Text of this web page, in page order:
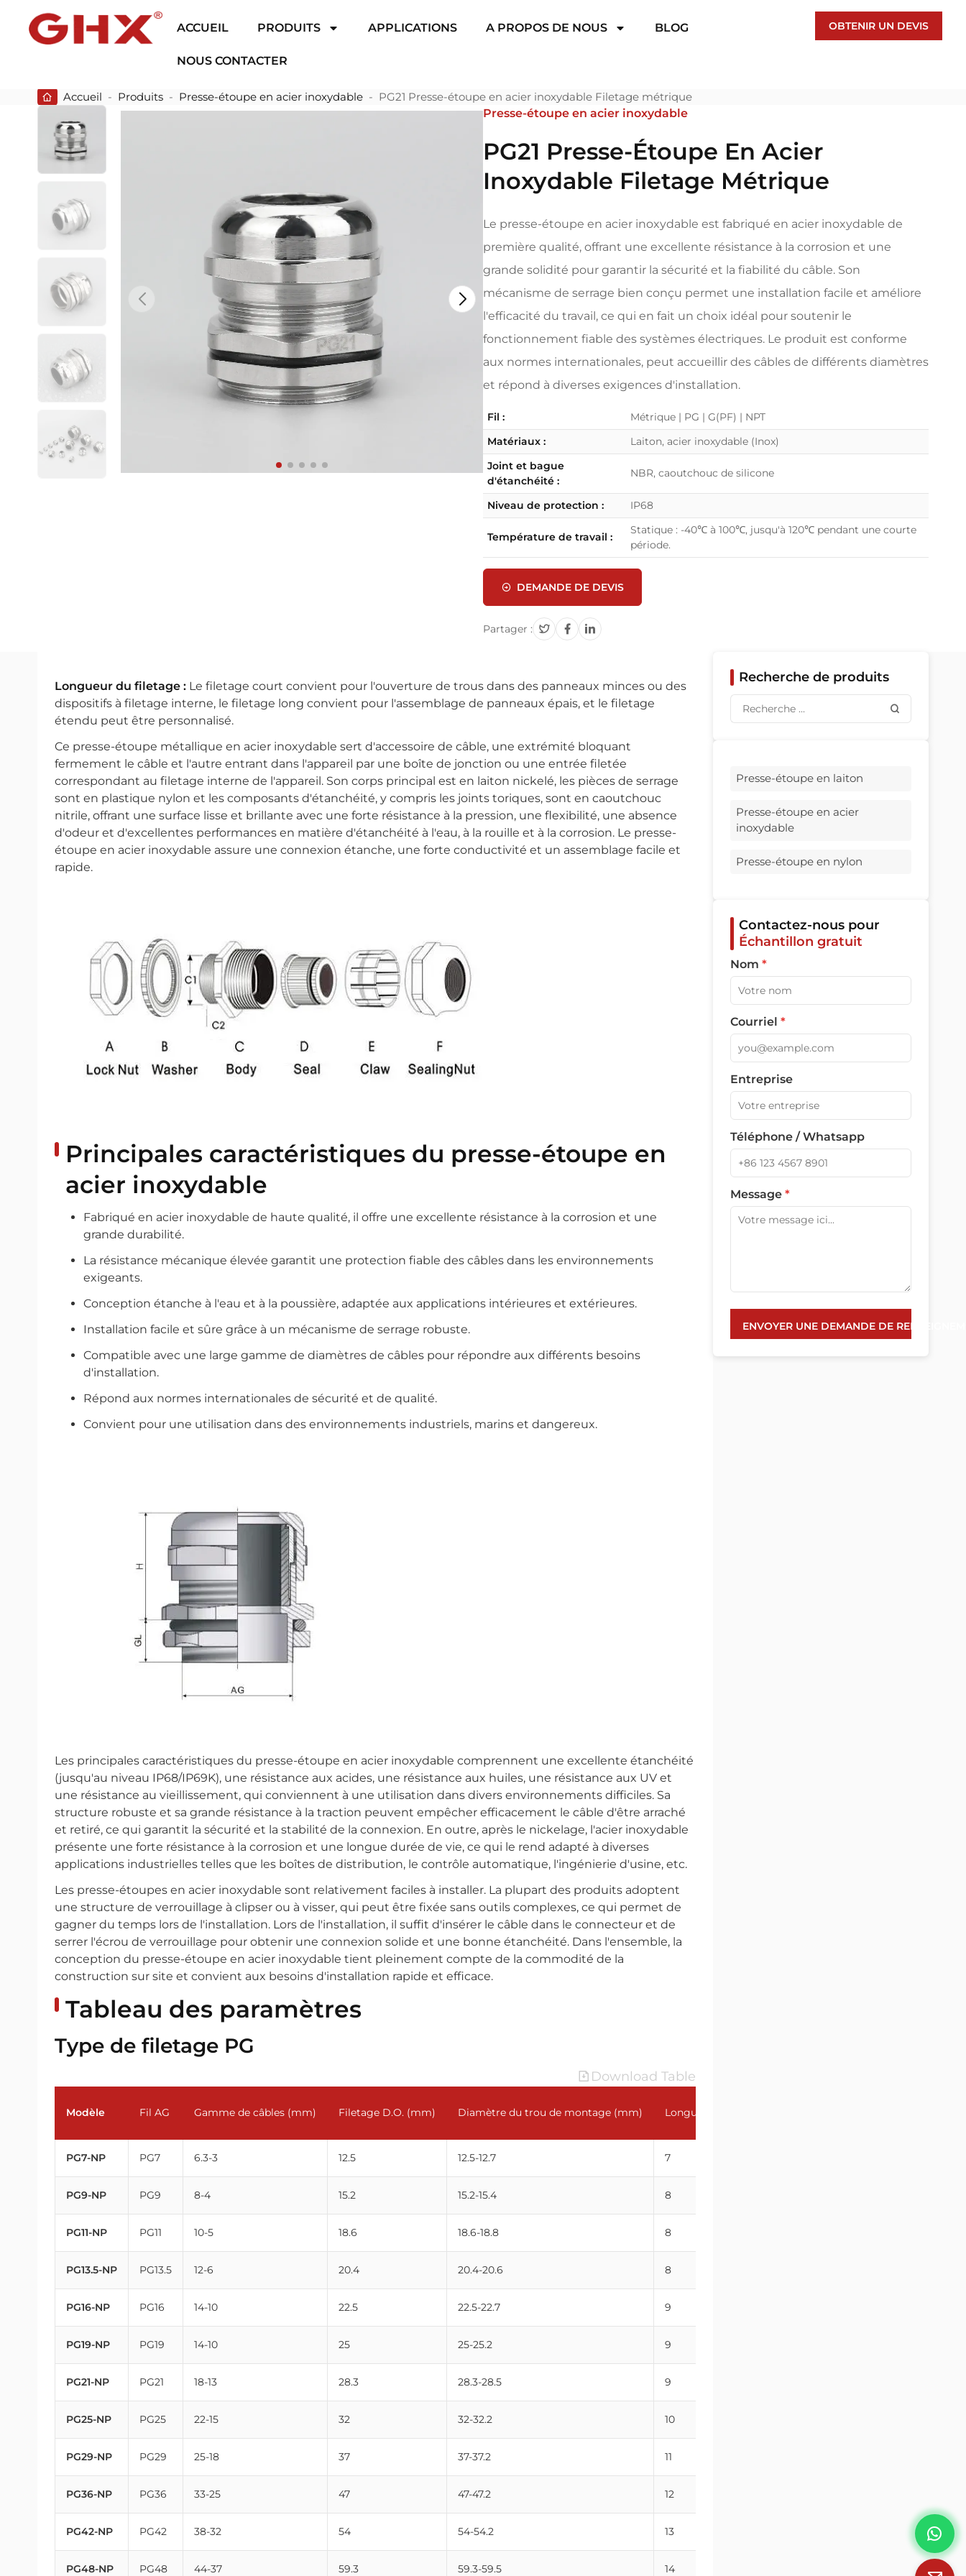
ACCUEIL PRODUITS APPLICATIONS A PROPOS DE NOUS BLOG
NOUS CONTACTER
OBTENIR UN DEVIS
Accueil - Produits - Presse-étoupe en acier inoxydable - PG21 Presse-étoupe en acier inoxydable Filetage métrique
Presse-étoupe en acier inoxydable
PG21 Presse-Étoupe En Acier
Inoxydable Filetage Métrique
Le presse-étoupe en acier inoxydable est fabriqué en acier inoxydable de
première qualité, offrant une excellente résistance à la corrosion et une
grande solidité pour garantir la sécurité et la fiabilité du câble. Son
mécanisme de serrage bien conçu permet une installation facile et améliore
l'efficacité du travail, ce qui en fait un choix idéal pour soutenir le
fonctionnement fiable des systèmes électriques. Le produit est conforme
aux normes internationales, peut accueillir des câbles de différents diamètres
et répond à diverses exigences d'installation.
Fil :
Métrique | PG | G(PF) | NPT
Matériaux :
Laiton, acier inoxydable (Inox)
Joint et bague
d'étanchéité :
NBR, caoutchouc de silicone
Niveau de protection : IP68
Température de travail :
Statique : -40℃ à 100℃, jusqu'à 120℃ pendant une courte
période.
DEMANDE DE DEVIS
Partager :
Longueur du filetage : Le filetage court convient pour l'ouverture de trous dans des panneaux minces ou des
dispositifs à filetage interne, le filetage long convient pour l'assemblage de panneaux épais, et le filetage
étendu peut être personnalisé.
Ce presse-étoupe métallique en acier inoxydable sert d'accessoire de câble, une extrémité bloquant
fermement le câble et l'autre entrant dans l'appareil par une boîte de jonction ou une entrée filetée
correspondant au filetage interne de l'appareil. Son corps principal est en laiton nickelé, les pièces de serrage
sont en plastique nylon et les composants d'étanchéité, y compris les joints toriques, sont en caoutchouc
nitrile, offrant une surface lisse et brillante avec une forte résistance à la pression, une flexibilité, une absence
d'odeur et d'excellentes performances en matière d'étanchéité à l'eau, à la rouille et à la corrosion. Le presse-
étoupe en acier inoxydable assure une connexion étanche, une forte conductivité et un assemblage facile et
rapide.
Principales caractéristiques du presse-étoupe en
acier inoxydable
Fabriqué en acier inoxydable de haute qualité, il offre une excellente résistance à la corrosion et une
grande durabilité.
La résistance mécanique élevée garantit une protection fiable des câbles dans les environnements
exigeants.
Conception étanche à l'eau et à la poussière, adaptée aux applications intérieures et extérieures.
Installation facile et sûre grâce à un mécanisme de serrage robuste.
Compatible avec une large gamme de diamètres de câbles pour répondre aux différents besoins
d'installation.
Répond aux normes internationales de sécurité et de qualité.
Convient pour une utilisation dans des environnements industriels, marins et dangereux.
Les principales caractéristiques du presse-étoupe en acier inoxydable comprennent une excellente étanchéité
(jusqu'au niveau IP68/IP69K), une résistance aux acides, une résistance aux huiles, une résistance aux UV et
une résistance au vieillissement, qui conviennent à une utilisation dans divers environnements difficiles. Sa
structure robuste et sa grande résistance à la traction peuvent empêcher efficacement le câble d'être arraché
et retiré, ce qui garantit la sécurité et la stabilité de la connexion. En outre, après le nickelage, l'acier inoxydable
présente une forte résistance à la corrosion et une longue durée de vie, ce qui le rend adapté à diverses
applications industrielles telles que les boîtes de distribution, le contrôle automatique, l'ingénierie d'usine, etc.
Les presse-étoupes en acier inoxydable sont relativement faciles à installer. La plupart des produits adoptent
une structure de verrouillage à clipser ou à visser, qui peut être fixée sans outils complexes, ce qui permet de
gagner du temps lors de l'installation. Lors de l'installation, il suffit d'insérer le câble dans le connecteur et de
serrer l'écrou de verrouillage pour obtenir une connexion solide et une bonne étanchéité. Dans l'ensemble, la
conception du presse-étoupe en acier inoxydable tient pleinement compte de la commodité de la
construction sur site et convient aux besoins d'installation rapide et efficace.
Tableau des paramètres
Type de filetage PG
Download Table
Modèle Fil AG Gamme de câbles (mm) Filetage D.O. (mm) Diamètre du trou de montage (mm) Longueur du filetage GL(mm)
PG7-NP PG7 6.3-3 12.5 12.5-12.7 7
PG9-NP PG9 8-4 15.2 15.2-15.4 8
PG11-NP PG11 10-5 18.6 18.6-18.8 8
PG13.5-NP PG13.5 12-6 20.4 20.4-20.6 8
PG16-NP PG16 14-10 22.5 22.5-22.7 9
PG19-NP PG19 14-10 25 25-25.2 9
PG21-NP PG21 18-13 28.3 28.3-28.5 9
PG25-NP PG25 22-15 32 32-32.2 10
PG29-NP PG29 25-18 37 37-37.2 11
PG36-NP PG36 33-25 47 47-47.2 12
PG42-NP PG42 38-32 54 54-54.2 13
PG48-NP PG48 44-37 59.3 59.3-59.5 14
Recherche de produits
Presse-étoupe en laiton
Presse-étoupe en acier
inoxydable
Presse-étoupe en nylon
Contactez-nous pour
Échantillon gratuit
Nom *
Courriel *
Entreprise
Téléphone / Whatsapp
Message *
ENVOYER UNE DEMANDE DE